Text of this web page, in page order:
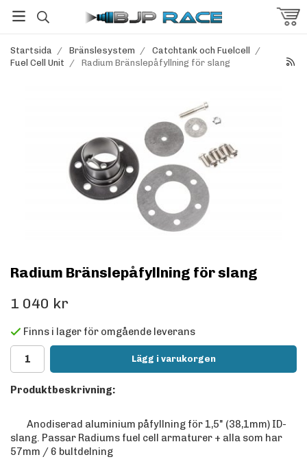
Startsida / Bränslesystem / Catchtank och Fuelcell
/
Fuel Cell Unit / Radium Bränslepåfyllning för slang
Radium Bränslepåfyllning för slang
1 040 kr
Finns i lager för omgående leverans
Lägg i varukorgen
Produktbeskrivning:
Anodiserad aluminium påfyllning för 1,5" (38,1mm) ID-
slang. Passar Radiums fuel cell armaturer + alla som har
57mm / 6 bultdelning